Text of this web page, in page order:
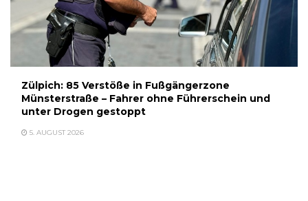
Zülpich: 85 Verstöße in Fußgängerzone
Münsterstraße – Fahrer ohne Führerschein und
unter Drogen gestoppt
5. AUGUST 2026